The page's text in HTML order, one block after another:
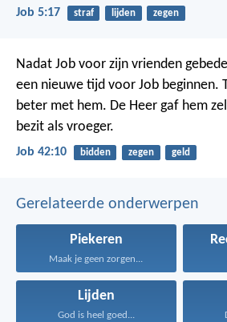
Job 5:17 straf lijden zegen
Nadat Job voor zijn vrienden
een nieuwe tijd voor Job beginnen.
beter met hem. De Heer gaf hem
bezit als vroeger.
Job 42:10 bidden zegen geld
Gerelateerde onderwerpen
Piekeren
Maak je geen zorgen...
Lijden
God is heel goed...